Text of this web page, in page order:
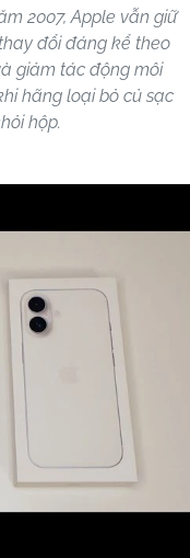
2007, Apple vẫn giữ
đổi đáng kể theo
giảm tác động môi
hãng loại bỏ củ sạc
hộp.